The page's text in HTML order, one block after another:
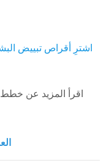
اشترِ أقراص تبييض